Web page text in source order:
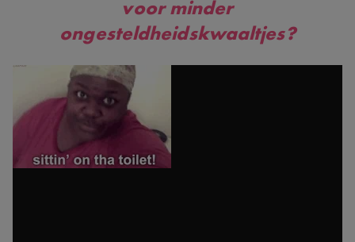
voor minder
ongesteldheidskwaaltjes?